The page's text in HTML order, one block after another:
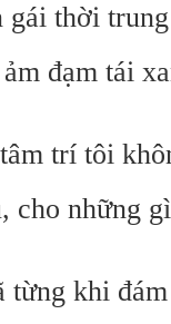
thời
đạm tái
trí tôi
cho những
từng khi